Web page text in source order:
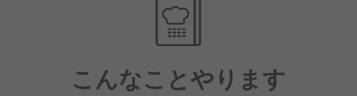
こんなことやります